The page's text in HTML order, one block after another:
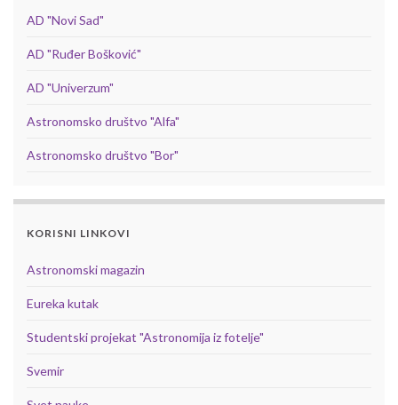
AD "Novi Sad"
AD "Ruđer Bošković"
AD "Univerzum"
Astronomsko društvo "Alfa"
Astronomsko društvo "Bor"
KORISNI LINKOVI
Astronomski magazin
Eureka kutak
Studentski projekat "Astronomija iz fotelje"
Svemir